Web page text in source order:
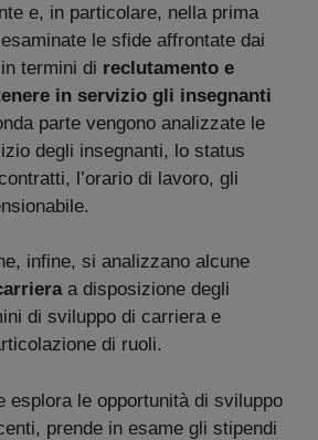
e, in particolare, nella prima
le sfide affrontate dai
termini di reclutamento e
in servizio gli insegnanti
parte vengono analizzate le
degli insegnanti, lo status
l’orario di lavoro, gli
infine, si analizzano alcune
a disposizione degli
di sviluppo di carriera e
di ruoli.
esplora le opportunità di sviluppo
prende in esame gli stipendi